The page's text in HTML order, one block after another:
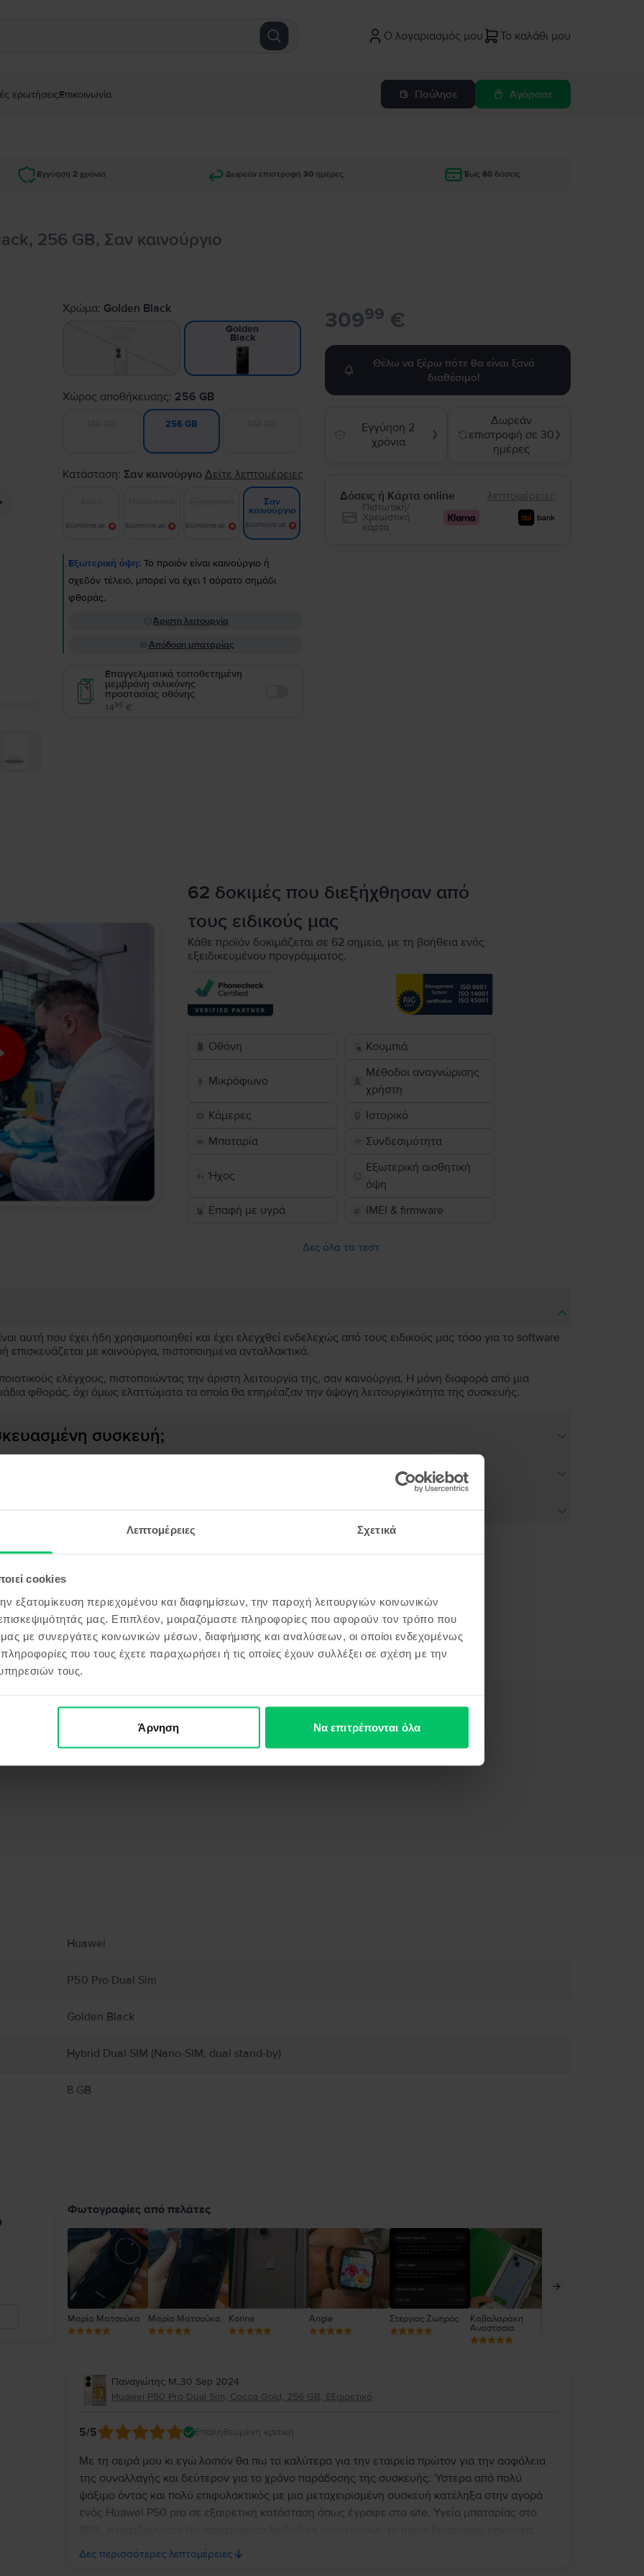
Λεπτομέρειες Σχετικά
cookies
εξατομίκευση περιεχομένου και διαφημίσεων, την παροχή λειτουργιών κοινωνικών
μας. Επιπλέον, μοιραζόμαστε πληροφορίες που αφορούν τον τρόπο που
μας με συνεργάτες κοινωνικών μέσων, διαφήμισης και αναλύσεων, οι οποίοι ενδεχομένως
που τους έχετε παραχωρήσει ή τις οποίες έχουν συλλέξει σε σχέση με την
τους.
Άρνηση Να επιτρέπονται όλα
Ο λογαριασμός μου Το καλάθι μου
ερωτήσειςΕπικοινωνία Πούλησε Αγόρασε
Εγγύηση 2 χρόνια Δωρεάν επιστροφή 30 ημέρες Έως 60 δόσεις
256 GB, Σαν καινούργιο
Χρώμα: Golden Black
Golden
Black
Χώρος αποθήκευσης: 256 GB
256 GB
Κατάσταση: Σαν καινούργιο Δείτε λεπτομέρειες
Ειδοποίησε με! Ειδοποίησε με! Ειδοποίησε με!
Σαν
καινούργιο
Ειδοποίησε με!
Εξωτερική όψη: Το προϊόν είναι καινούργιο ή
σχεδόν τέλειο, μπορεί να έχει 1 αόρατο σημάδι
φθοράς.
Άριστη λειτουργία
Απόδοση μπαταρίας
Επαγγελματικά τοποθετημένη
μεμβράνη σιλικόνης
προστασίας οθόνης
1499 €
30999 €
Θέλω να ξέρω πότε θα είναι ξανά
διαθέσιμο!
Εγγύηση 2
χρόνια
❯
Δωρεάν
επιστροφή σε 30
ημέρες
❯
Δόσεις ή Κάρτα online λεπτομέρειες
Πιστωτική/
Χρεωστική
κάρτα
62 δοκιμές που διεξήχθησαν από
τους ειδικούς μας
Κάθε προϊόν δοκιμάζεται σε 62 σημεία, με τη βοήθεια ενός
εξειδικευμένου προγράμματος.
Οθόνη Κουμπιά
Μικρόφωνο
Μέθοδοι αναγνώρισης
χρήστη
Κάμερες
Ιστορικό
Μπαταρία
Συνδεσιμότητα
Ήχος
Εξωτερική αισθητική
όψη
Επαφή με υγρά
IMEI & firmware
Δες όλα τα τεστ
αυτή που έχει ήδη χρησιμοποιηθεί και έχει ελεγχθεί ενδελεχώς από τους ειδικούς μας τόσο για το software
με καινούργια, πιστοποιημένα ανταλλακτικά.
ελέγχους, πιστοποιώντας την άριστη λειτουργία της, σαν καινούργια. Η μόνη διαφορά από μια
φθοράς, όχι όμως ελαττώματα τα οποία θα επηρέαζαν την άψογη λειτουργικότητα της συσκευής.
συσκευή;
παρόμοια με την αναζήτησή σου
Black, 256 GB, Σαν καινούργιο
την ασφάλεια του προϊόντος.
Huawei
P50 Pro Dual Sim
Golden Black
Hybrid Dual SIM (Nano-SIM, dual stand-by)
8 GB
Φωτογραφίες από πελάτες
Μαρία Ματσούκα Μαρία Ματσούκα Korina Angie Στεργιος Ζωηρός
Καβαλαράκη
Αναστασια
Παναγιώτης Μ.,30 Sep 2024
Huawei P50 Pro Dual Sim, Cocoa Gold, 256 GB, Εξαιρετικό
5/5 Επαληθευμένη κριτική
Με τη σειρά μου κι εγώ λοιπόν θα πω τα καλύτερα για την εταιρεία πρώτον για την ασφάλεια
της συναλλαγής και δεύτερον για το χρόνο παράδοσης της συσκευής. Ύστερα από πολύ
ψάξιμο όντας και πολύ επιφυλακτικός με μια μεταχειρισμένη συσκευή κατέληξα στην αγορά
ενός Huawei P50 pro σε εξαιρετική κατάσταση όπως έγραφε στο site. Υγεία μπαταρίας στο
λειτουργίες όπως Bluetooth, Wi-Fi, nfc κλπ λειτουργούν άριστα. Γενικά το κινητό είναι σαν
Δες περισσότερες λεπτομέρειες